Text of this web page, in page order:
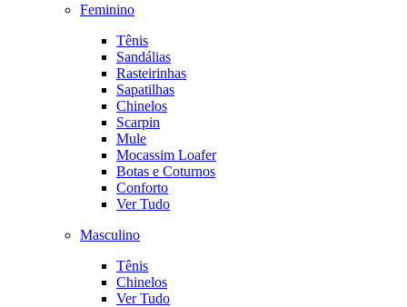
Feminino
Tênis
Sandálias
Rasteirinhas
Sapatilhas
Chinelos
Scarpin
Mule
Mocassim Loafer
Botas e Coturnos
Conforto
Ver Tudo
Masculino
Tênis
Chinelos
Ver Tudo